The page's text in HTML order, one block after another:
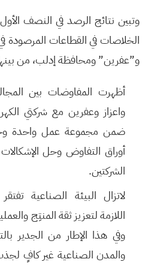
الخلاصات في القطاعات المرصودة
و”عفرين” ومحافظة إدلب، من
أظهرت المفاوضات بين
واعزاز وعفرين مع شركتي
ضمن مجموعة عمل واحدة
أوراق التفاوض وحل الإشكالات
الشركتين.
لاتزال البيئة الصناعية
اللازمة لتعزيز ثقة المنتِج
وفي هذا الإطار من الجدير
والمدن الصناعية غير كافٍ